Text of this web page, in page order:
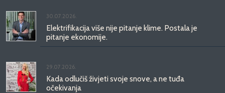
30.07.2026.
Elektrifikacija više nije pitanje klime. Postala je
pitanje ekonomije.
29.07.2026.
Kada odlučiš živjeti svoje snove, a ne tuđa
očekivanja